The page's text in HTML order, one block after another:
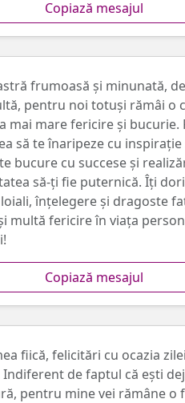
Copiază mesajul
frumoasă și minunată,
pentru noi totuşi rămâi o
mai mare fericire și bucurie.
să te înaripeze cu inspirație
bucure cu succese și
să-ţi fie puternică. Îţi
înțelegere și dragoste
multă fericire în viața
Copiază mesajul
fiică, felicitări cu ocazia
Indiferent de faptul că ești
pentru mine vei rămâne o